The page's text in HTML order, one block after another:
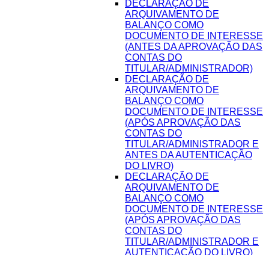
DECLARAÇÃO DE
ARQUIVAMENTO DE
BALANÇO COMO
DOCUMENTO DE INTERESSE
(ANTES DA APROVAÇÃO DAS
CONTAS DO
TITULAR/ADMINISTRADOR)
DECLARAÇÃO DE
ARQUIVAMENTO DE
BALANÇO COMO
DOCUMENTO DE INTERESSE
(APÓS APROVAÇÃO DAS
CONTAS DO
TITULAR/ADMINISTRADOR E
ANTES DA AUTENTICAÇÃO
DO LIVRO)
DECLARAÇÃO DE
ARQUIVAMENTO DE
BALANÇO COMO
DOCUMENTO DE INTERESSE
(APÓS APROVAÇÃO DAS
CONTAS DO
TITULAR/ADMINISTRADOR E
AUTENTICAÇÃO DO LIVRO)